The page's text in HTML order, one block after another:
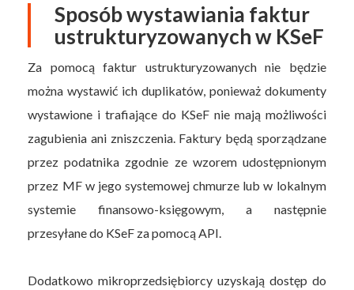
Sposób wystawiania faktur
ustrukturyzowanych w KSeF
Za pomocą faktur ustrukturyzowanych nie będzie
można wystawić ich duplikatów, ponieważ dokumenty
wystawione i trafiające do KSeF nie mają możliwości
zagubienia ani zniszczenia. Faktury będą sporządzane
przez podatnika zgodnie ze wzorem udostępnionym
przez MF w jego systemowej chmurze lub w lokalnym
systemie finansowo-księgowym, a następnie
przesyłane do KSeF za pomocą API.
Dodatkowo mikroprzedsiębiorcy uzyskają dostęp do